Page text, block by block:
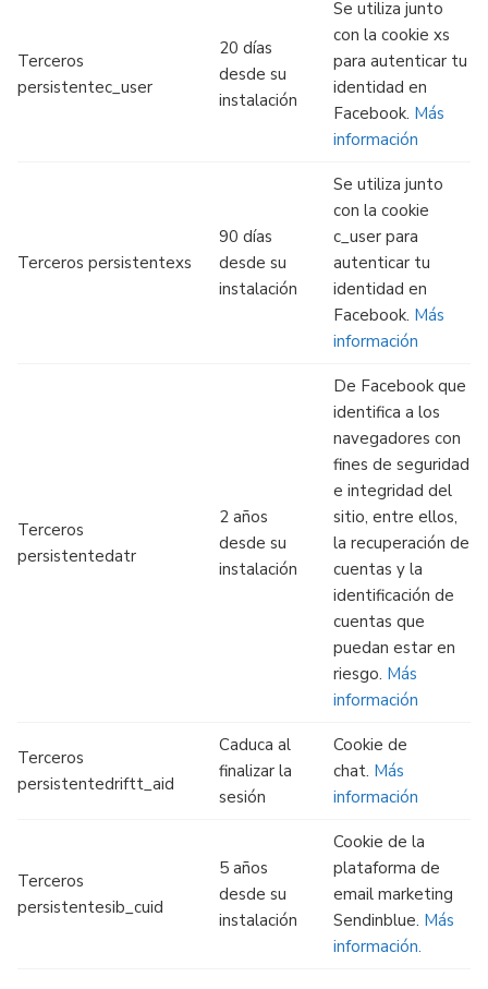
Terceros
persistentec_user
20 días
desde su
instalación
Se utiliza junto
con la cookie xs
para autenticar tu
identidad en
Facebook. Más
información
Terceros persistentexs
90 días
desde su
instalación
Se utiliza junto
con la cookie
c_user para
autenticar tu
identidad en
Facebook. Más
información
Terceros
persistentedatr
2 años
desde su
instalación
De Facebook que
identifica a los
navegadores con
fines de seguridad
e integridad del
sitio, entre ellos,
la recuperación de
cuentas y la
identificación de
cuentas que
puedan estar en
riesgo. Más
información
Terceros
persistentedriftt_aid
Caduca al
finalizar la
sesión
Cookie de
chat. Más
información
Terceros
persistentesib_cuid
5 años
desde su
instalación
Cookie de la
plataforma de
email marketing
Sendinblue. Más
información.